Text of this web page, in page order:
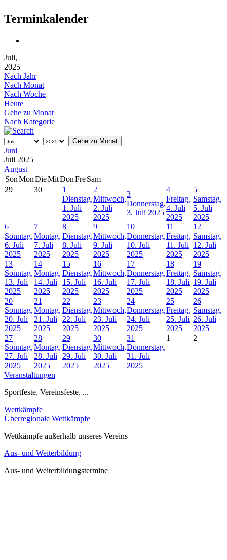
Terminkalender
Juli,
2025
Nach Jahr
Nach Monat
Nach Woche
Heute
Gehe zu Monat
Nach Kategorie
Gehe zu Monat
Juni
Juli 2025
August
SonMonDieMitDonFreSam
29
30
1
Dienstag,
1. Juli
2025
2
Mittwoch,
2. Juli
2025
3
Donnerstag,
3. Juli 2025
4
Freitag,
4. Juli
2025
5
Samstag,
5. Juli
2025
6
Sonntag,
6. Juli
2025
7
Montag,
7. Juli
2025
8
Dienstag,
8. Juli
2025
9
Mittwoch,
9. Juli
2025
10
Donnerstag,
10. Juli
2025
11
Freitag,
11. Juli
2025
12
Samstag,
12. Juli
2025
13
Sonntag,
13. Juli
2025
14
Montag,
14. Juli
2025
15
Dienstag,
15. Juli
2025
16
Mittwoch,
16. Juli
2025
17
Donnerstag,
17. Juli
2025
18
Freitag,
18. Juli
2025
19
Samstag,
19. Juli
2025
20
Sonntag,
20. Juli
2025
21
Montag,
21. Juli
2025
22
Dienstag,
22. Juli
2025
23
Mittwoch,
23. Juli
2025
24
Donnerstag,
24. Juli
2025
25
Freitag,
25. Juli
2025
26
Samstag,
26. Juli
2025
27
Sonntag,
27. Juli
2025
28
Montag,
28. Juli
2025
29
Dienstag,
29. Juli
2025
30
Mittwoch,
30. Juli
2025
31
Donnerstag,
31. Juli
2025
1 2
Veranstaltungen
Sportfeste, Vereinsfeste, ...
Wettkämpfe
Überregionale Wettkämpfe
Wettkämpfe außerhalb unseres Vereins
Aus- und Weiterbildung
Aus- und Weiterbildungstermine